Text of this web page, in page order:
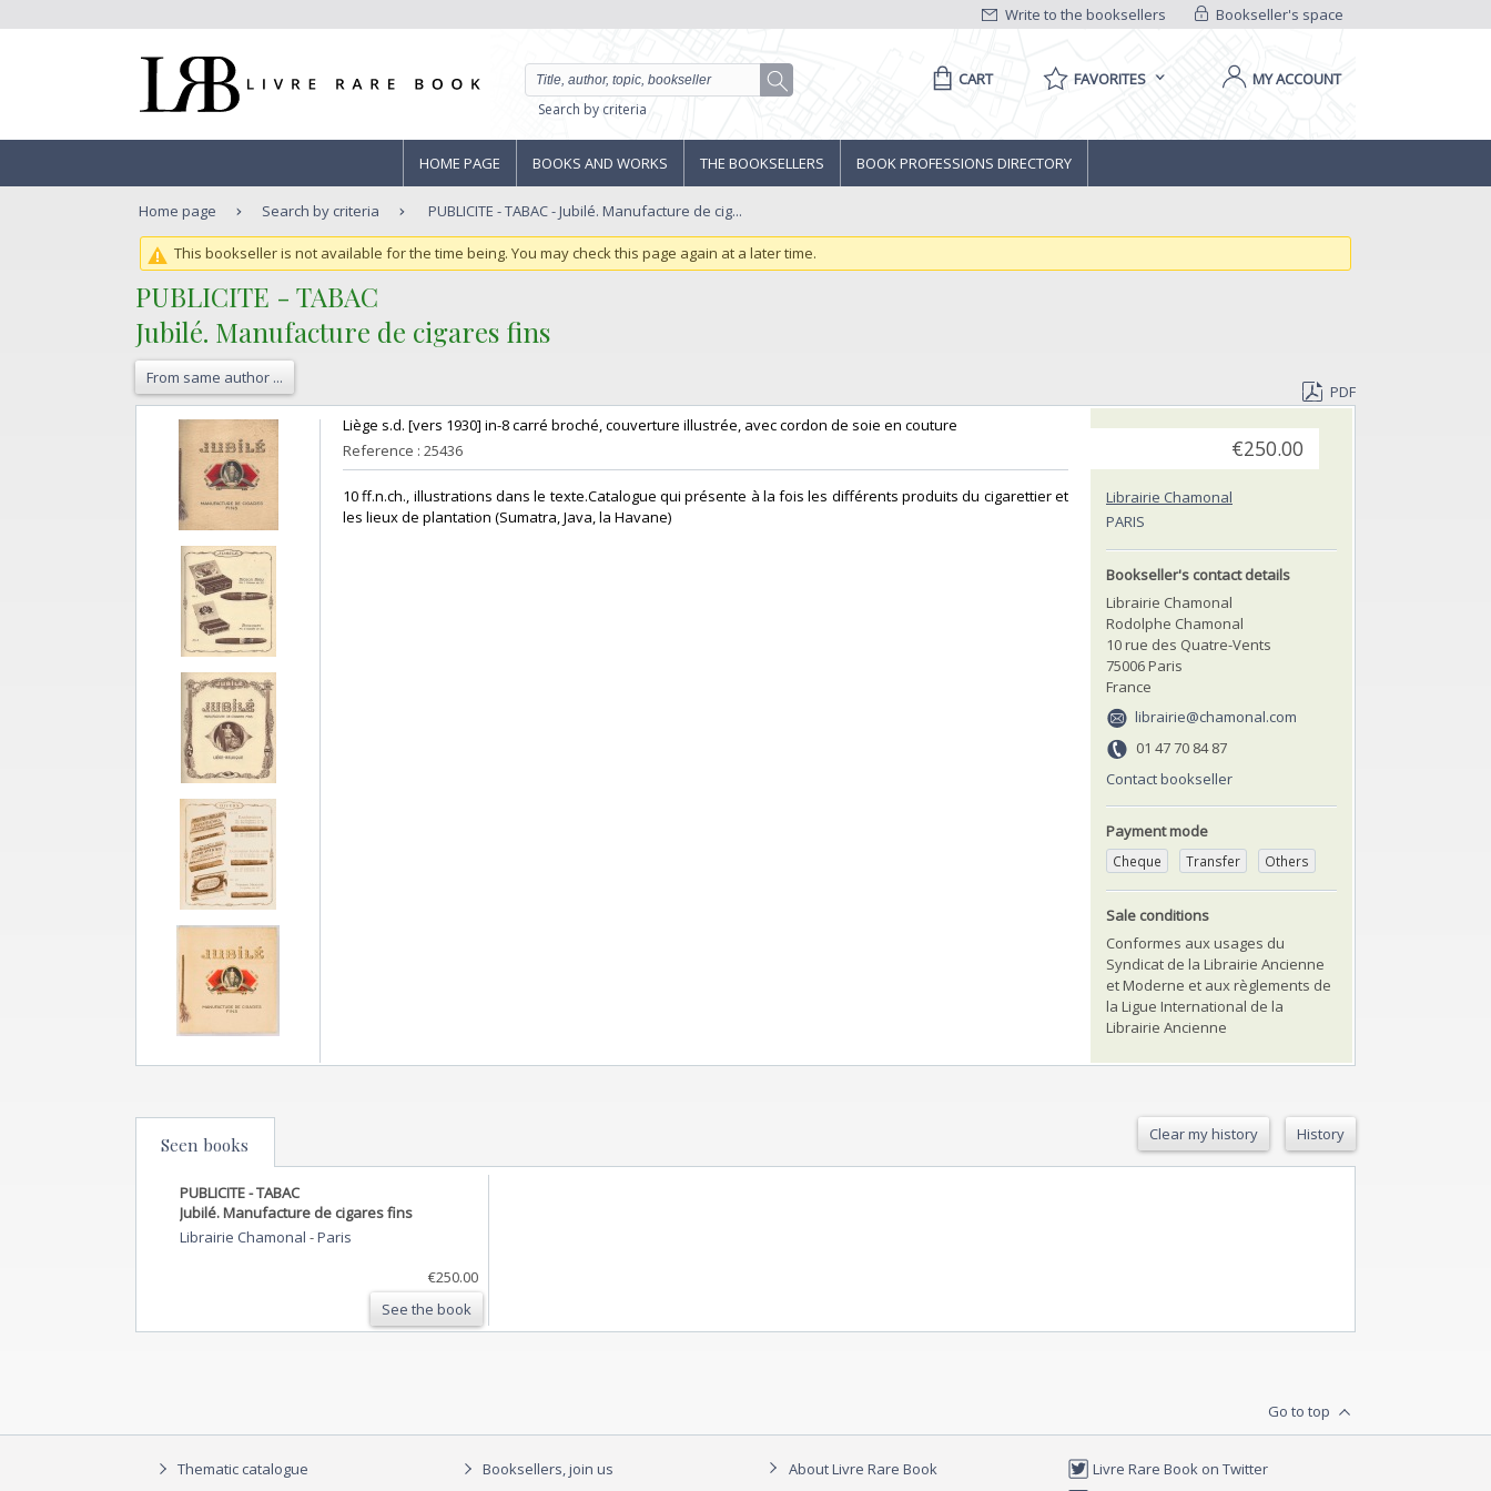
Bookseller's space
Write to the booksellers
Search by criteria
CART FAVORITES MY ACCOUNT
HOME PAGE BOOKS AND WORKS THE BOOKSELLERS BOOK PROFESSIONS DIRECTORY
Home page Search by criteria PUBLICITE - TABAC - Jubilé. Manufacture de cig...
This bookseller is not available for the time being. You may check this page again at a later time.
‎PUBLICITE - TABAC ‎
‎Jubilé. Manufacture de cigares fins ‎
From same author ...
PDF
‎Liège s.d. [vers 1930] in-8 carré broché, couverture illustrée, avec cordon de soie en couture ‎
Reference : 25436
‎10 ff.n.ch., illustrations dans le texte.Catalogue qui présente à la fois les différents produits du cigarettier et
les lieux de plantation (Sumatra, Java, la Havane) ‎
€250.00
Librairie Chamonal
PARIS
Bookseller's contact details
Librairie Chamonal
Rodolphe Chamonal
10 rue des Quatre-Vents
75006 Paris
France
librairie@chamonal.com
01 47 70 84 87
Contact bookseller
Payment mode
Cheque Transfer Others
Sale conditions
Conformes aux usages du
Syndicat de la Librairie Ancienne
et Moderne et aux règlements de
la Ligue International de la
Librairie Ancienne
Seen books Clear my history History
PUBLICITE - TABAC
Jubilé. Manufacture de cigares fins
Librairie Chamonal -Paris
€250.00
See the book
Go to top
Thematic catalogue
Booksellers, join us
About Livre Rare Book
Livre Rare Book on Twitter